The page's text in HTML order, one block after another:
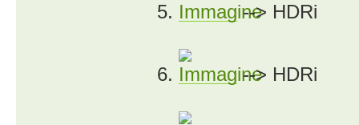
5. --> HDRi
6. --> HDRi